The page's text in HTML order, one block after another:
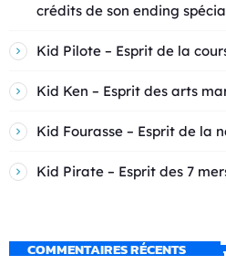
crédits de son ending
Kid Pilote – Esprit de la
Kid Ken – Esprit des arts
Kid Fourasse – Esprit de la
Kid Pirate – Esprit des 7
COMMENTAIRES RÉCENTS